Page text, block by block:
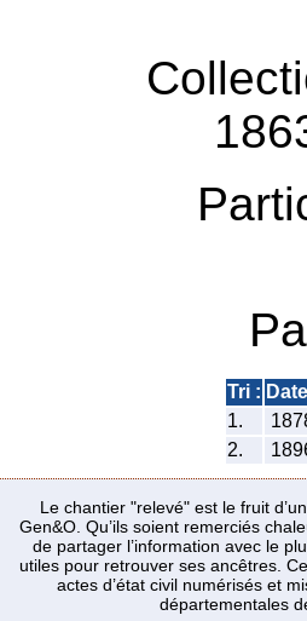
Tri :
1.
2.
Le chantier "relevé" est le fruit
Gen&O. Qu’ils soient remerciés
de partager l’information avec le
utiles pour retrouver ses ancêtres.
actes d’état civil numérisés et
départementales